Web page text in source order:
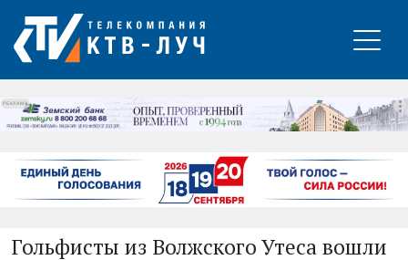
РЕКЛАМА
Гольфисты из Волжского Утеса вошли